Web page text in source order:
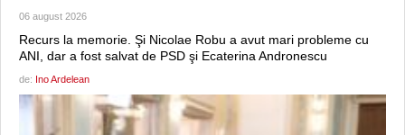
06 august 2026
Recurs la memorie. Şi Nicolae Robu a avut mari probleme cu
ANI, dar a fost salvat de PSD şi Ecaterina Andronescu
de: Ino Ardelean